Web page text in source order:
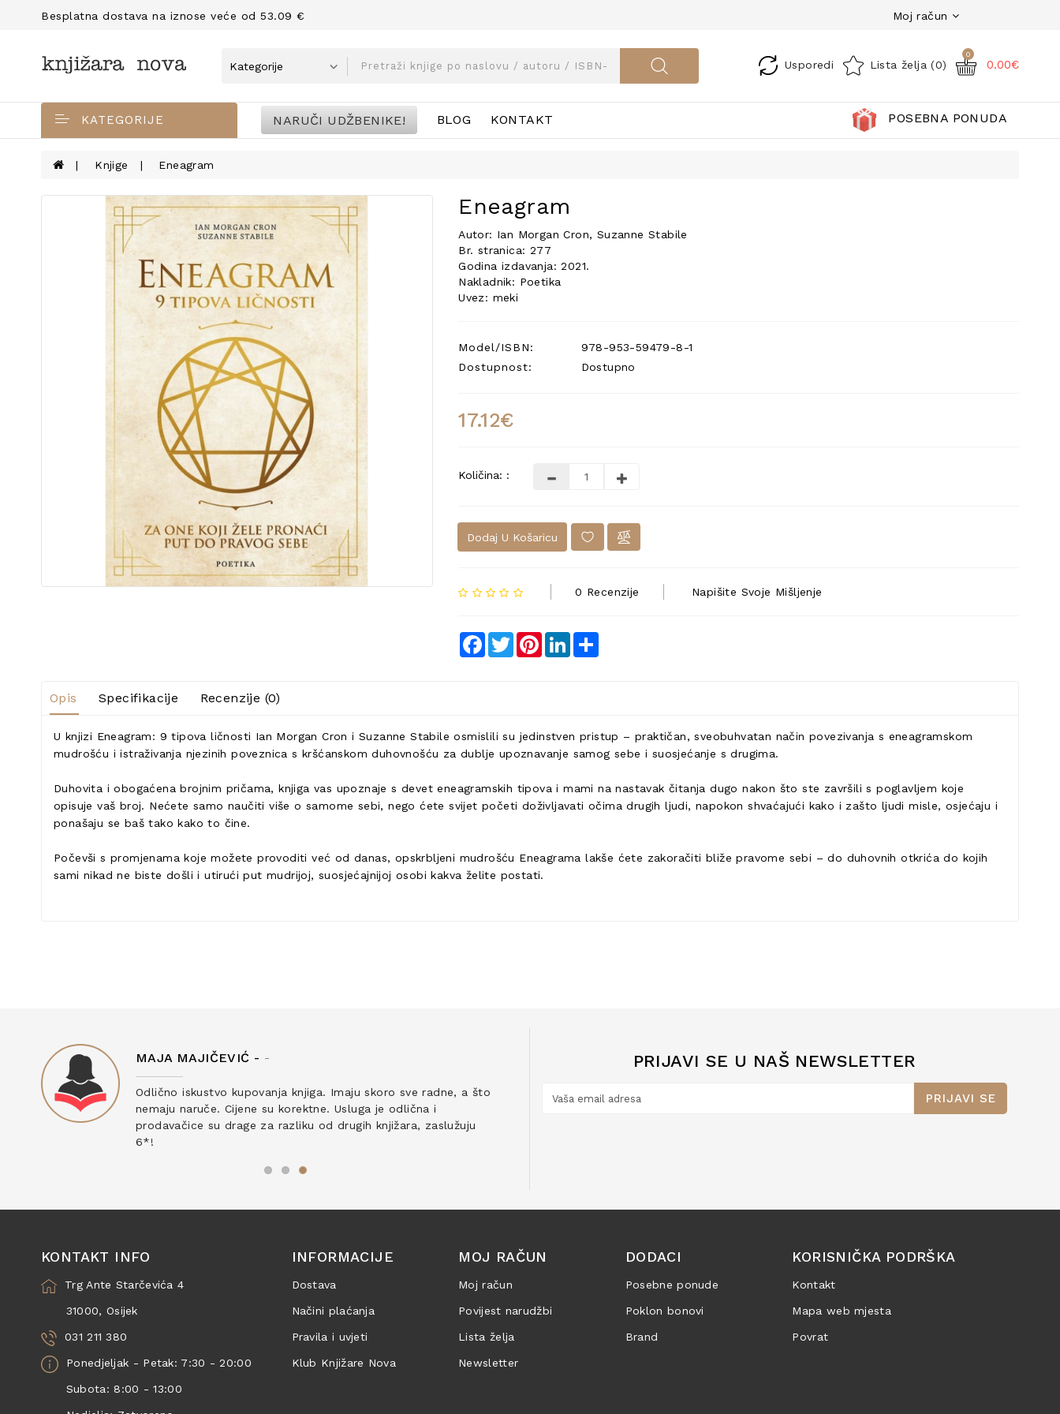
Besplatna dostava na iznose veće od 53.09 € Moj račun
Usporedi Lista želja (0)
0
0.00€
KATEGORIJE NARUČI UDŽBENIKE! BLOG KONTAKT POSEBNA PONUDA
Knjige Eneagram
Eneagram
Autor: Ian Morgan Cron, Suzanne Stabile
Br. stranica: 277
Godina izdavanja: 2021.
Nakladnik: Poetika
Uvez: meki
Model/ISBN:
978-953-59479-8-1
Dostupnost:
Dostupno
17.12€
Količina: :
Dodaj U Košaricu
0 Recenzije Napišite Svoje Mišljenje
Facebook
TwitterPinterestLinkedIn
Opis Specifikacije Recenzije (0)
U knjizi Eneagram: 9 tipova ličnosti Ian Morgan Cron i Suzanne Stabile osmislili su jedinstven pristup – praktičan, sveobuhvatan način povezivanja s eneagramskom
mudrošću i istraživanja njezinih poveznica s kršćanskom duhovnošću za dublje upoznavanje samog sebe i suosjećanje s drugima.
Duhovita i obogaćena brojnim pričama, knjiga vas upoznaje s devet eneagramskih tipova i mami na nastavak čitanja dugo nakon što ste završili s poglavljem koje
opisuje vaš broj. Nećete samo naučiti više o samome sebi, nego ćete svijet početi doživljavati očima drugih ljudi, napokon shvaćajući kako i zašto ljudi misle, osjećaju i
ponašaju se baš tako kako to čine.
Počevši s promjenama koje možete provoditi već od danas, opskrbljeni mudrošću Eneagrama lakše ćete zakoračiti bliže pravome sebi – do duhovnih otkrića do kojih
sami nikad ne biste došli i utirući put mudrijoj, suosjećajnijoj osobi kakva želite postati.
MAJA MAJIČEVIĆ - -
Odlično iskustvo kupovanja knjiga. Imaju skoro sve radne, a što
nemaju naruče. Cijene su korektne. Usluga je odlična i
prodavačice su drage za razliku od drugih knjižara, zaslužuju
6*!
PRIJAVI SE U NAŠ NEWSLETTER
PRIJAVI SE
KONTAKT INFO
Trg Ante Starčevića 4
31000, Osijek
031 211 380
Ponedjeljak - Petak: 7:30 - 20:00
Subota: 8:00 - 13:00
INFORMACIJE
Dostava
Načini plaćanja
Pravila i uvjeti
Klub Knjižare Nova
MOJ RAČUN
Moj račun
Povijest narudžbi
Lista želja
Newsletter
DODACI
Posebne ponude
Poklon bonovi
Brand
KORISNIČKA PODRŠKA
Kontakt
Mapa web mjesta
Povrat